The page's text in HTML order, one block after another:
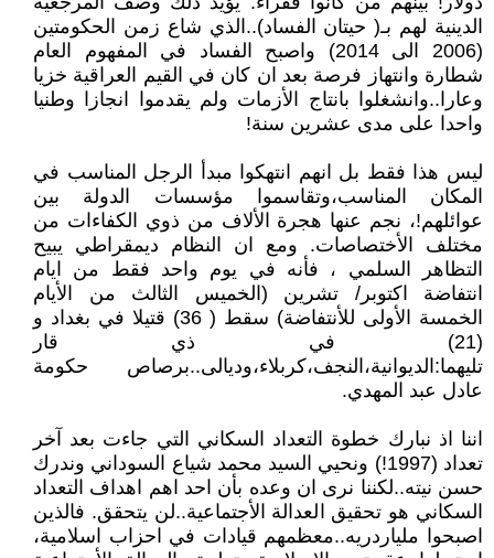
الدينية لهم بـ( حيتان الفساد)..الذي شاع زمن الحكومتين
(2006 الى 2014) واصبح الفساد في المفهوم العام
شطارة وانتهاز فرصة بعد ان كان في القيم العراقية خزيا
وعارا..وانشغلوا بانتاج الأزمات ولم يقدموا انجازا وطنيا
واحدا على مدى عشرين سنة!
ليس هذا فقط بل انهم انتهكوا مبدأ الرجل المناسب في
المكان المناسب،وتقاسموا مؤسسات الدولة بين
عوائلهم!، نجم عنها هجرة الألاف من ذوي الكفاءات من
مختلف الأختصاصات. ومع ان النظام ديمقراطي يبيح
التظاهر السلمي ، فأنه في يوم واحد فقط من ايام
انتفاضة اكتوبر/ تشرين (الخميس الثالث من الأيام
الخمسة الأولى للأنتفاضة) سقط ( 36) قتيلا في بغداد و
(21) في ذي قار
تليهما:الديوانية،النجف،كربلاء،وديالى..برصاص حكومة
عادل عبد المهدي.
اننا اذ نبارك خطوة التعداد السكاني التي جاءت بعد آخر
تعداد (1997!) ونحيي السيد محمد شياع السوداني وندرك
حسن نيته..لكننا نرى ان وعده بأن احد اهم اهداف التعداد
السكاني هو تحقيق العدالة الأجتماعية..لن يتحقق. فالذين
اصبحوا ملياردريه..معظمهم قيادات في احزاب اسلامية،